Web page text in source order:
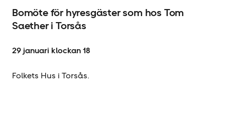
Bomöte för hyresgäster som hos Tom
Saether i Torsås
29 januari klockan 18
Folkets Hus i Torsås.